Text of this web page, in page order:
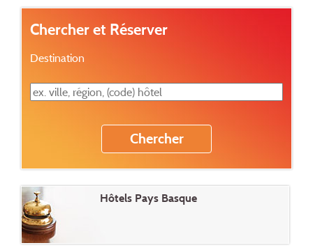
Chercher et Réserver
Destination
Hôtels Pays Basque